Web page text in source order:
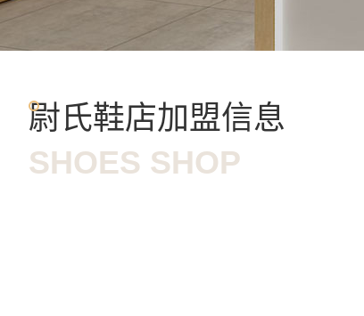
尉氏鞋店加盟信息
SHOES SHOP